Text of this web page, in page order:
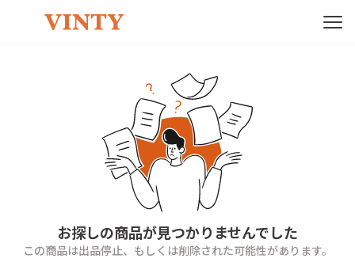
お探しの商品が見つかりませんでした
この商品は出品停止、もしくは削除された可能性があります。